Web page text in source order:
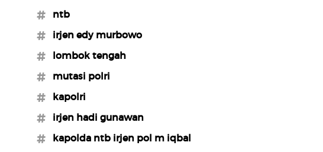
#ntb
#irjen edy murbowo
#lombok tengah
#mutasi polri
#kapolri
#irjen hadi gunawan
#kapolda ntb irjen pol m iqbal